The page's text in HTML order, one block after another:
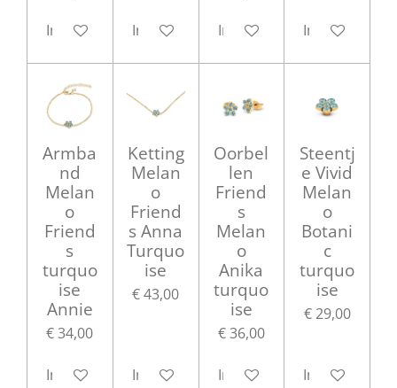
In winkelwagenIn winkelwagenIn winkelwagenIn
Armba
nd
Melan
o
Friend
s
turquo
ise
Annie
€ 34,00
In winkelwagen
Ketting
Melan
o
Friend
s Anna
Turquo
ise
€ 43,00
In winkelwagen
Oorbel
len
Friend
s
Melan
o
Anika
turquo
ise
€ 36,00
In winkelwagen
Steentj
e Vivid
Melan
o
Botani
c
turquo
ise
€ 29,00
In